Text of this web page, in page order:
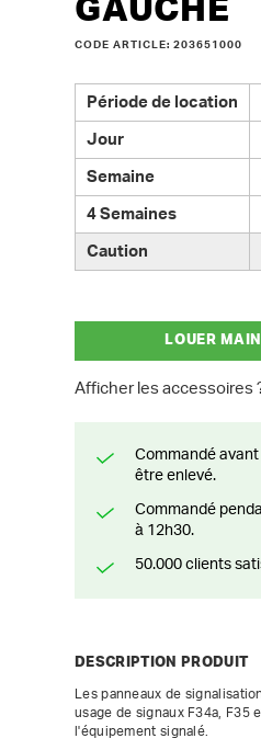
GAUCHE
CODE ARTICLE: 203651000
Période de location
Jour
Semaine
4 Semaines
Caution
LOUER
Afficher les accessoires
Commandé avant 13h pendant la semaine? Livré le jour suivant ou prêt à
être enlevé.
Commandé pendant le weekend? Livré ou prêt à être enlevé à partir du lundi
à 12h30.
50.000 clients
DESCRIPTION PRODUIT
Les panneaux de
usage de signaux F34a, F35
l'équipement signalé.